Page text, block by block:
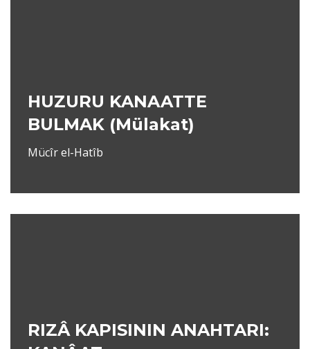
HUZURU KANAATTE
BULMAK (Mülakat)
Mücîr el-Hatîb
RIZÂ KAPISININ ANAHTARI: